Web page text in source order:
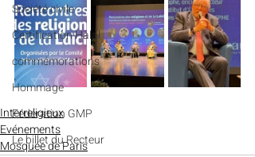
Société civile
Certification Halal
commémorations
Hommage
Fédération GMP
Le billet du Recteur
Interreligieux
Evénements
Mosquée de Paris